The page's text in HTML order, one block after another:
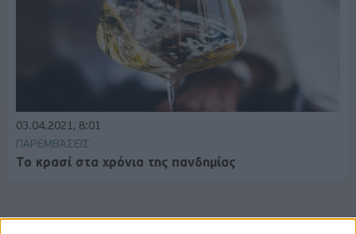
03.04.2021, 8:01
ΠΑΡΕΜΒΆΣΕΙΣ
Το κρασί στα χρόνια της πανδημίας